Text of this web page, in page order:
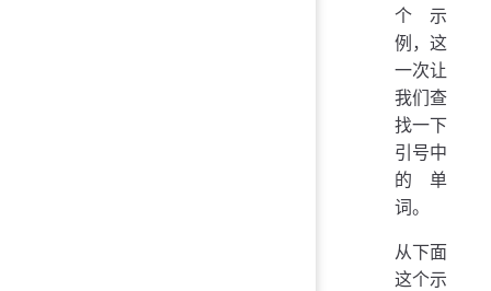
个示
例，这
一次让
我们查
找一下
引号中
的单
词。
从下面
这个示